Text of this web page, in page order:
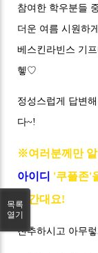
참여한 학우분들
더운 여름 시원하
베스킨라빈스 기
헿♡
정성스럽게 답변
다~!
※여러분께만
아이디 '쿠플존'
라간대요!
친추하시고 아무
목록
열기